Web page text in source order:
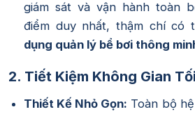
giám sát và vận hành toàn
điểm duy nhất, thậm chí có
dụng quản lý bể bơi thông
2. Tiết Kiệm Không Gian
Thiết Kế Nhỏ Gọn: Toàn bộ